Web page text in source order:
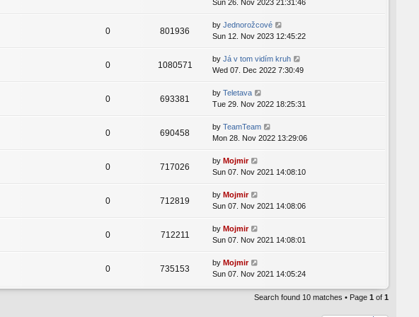
Sun 26. Nov 2023 21:31:46
0 801936
by Jednorožcové
Sun 12. Nov 2023 12:45:22
0 1080571
by Já v tom vidím kruh
Wed 07. Dec 2022 7:30:49
0 693381
by Teletava
Tue 29. Nov 2022 18:25:31
0 690458
by TeamTeam
Mon 28. Nov 2022 13:29:06
0 717026
by Mojmir
Sun 07. Nov 2021 14:08:10
0 712819
by Mojmir
Sun 07. Nov 2021 14:08:06
0 712211
by Mojmir
Sun 07. Nov 2021 14:08:01
0 735153
by Mojmir
Sun 07. Nov 2021 14:05:24
Search found 10 matches • Page 1 of 1